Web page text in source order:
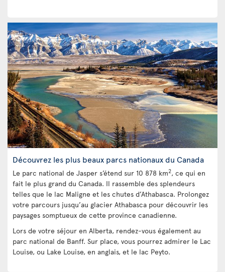
Découvrez les plus beaux parcs nationaux du Canada
Le parc national de Jasper s’étend sur 10 878 km2, ce qui en
fait le plus grand du Canada. Il rassemble des splendeurs
telles que le lac Maligne et les chutes d’Athabasca. Prolongez
votre parcours jusqu’au glacier Athabasca pour découvrir les
paysages somptueux de cette province canadienne.
Lors de votre séjour en Alberta, rendez-vous également au
parc national de Banff. Sur place, vous pourrez admirer le Lac
Louise, ou Lake Louise, en anglais, et le lac Peyto.